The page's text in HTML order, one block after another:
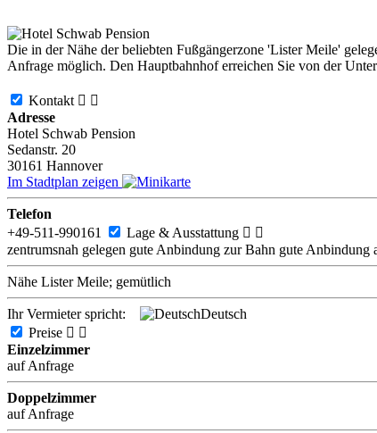
Die in der Nähe der beliebten Fußgängerzone 'Lister Meile'
Anfrage möglich. Den Hauptbahnhof erreichen Sie von der
Kontakt  
Adresse
Hotel Schwab Pension
Sedanstr. 20
30161 Hannover
Im Stadtplan zeigen
Telefon
+49-511-990161
Lage & Ausstattung  
zentrumsnah gelegen gute Anbindung zur Bahn gute Anbindung
Nähe Lister Meile; gemütlich
Ihr Vermieter spricht:
Deutsch
Preise  
Einzelzimmer
auf Anfrage
Doppelzimmer
auf Anfrage